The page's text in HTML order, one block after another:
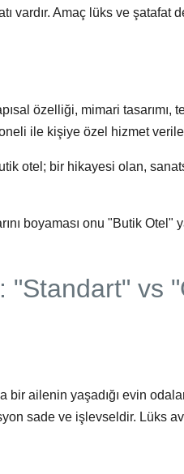
vardır. Amaç lüks ve şatafat
özelliği, mimari tasarımı,
ile kişiye özel hizmet
otel; bir hikayesi olan,
boyaması onu "Butik
"Standart" vs
bir ailenin yaşadığı evin
sade ve işlevseldir. Lüks